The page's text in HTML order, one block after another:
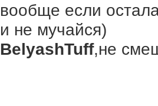
вообще если
и не мучайся)
BelyashTuff,не